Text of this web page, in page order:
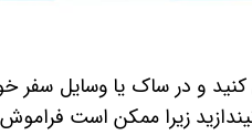
کنید و در ساک یا وسایل سفر
زیرا ممکن است